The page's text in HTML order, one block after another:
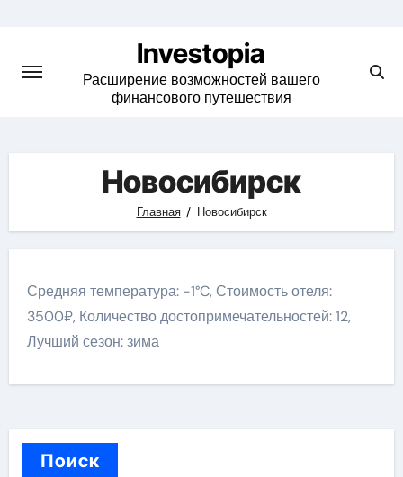
content
Investopia
Расширение возможностей вашего
финансового путешествия
Новосибирск
Главная Новосибирск
Средняя температура: -1°C, Стоимость отеля:
3500₽, Количество достопримечательностей: 12,
Лучший сезон: зима
Поиск